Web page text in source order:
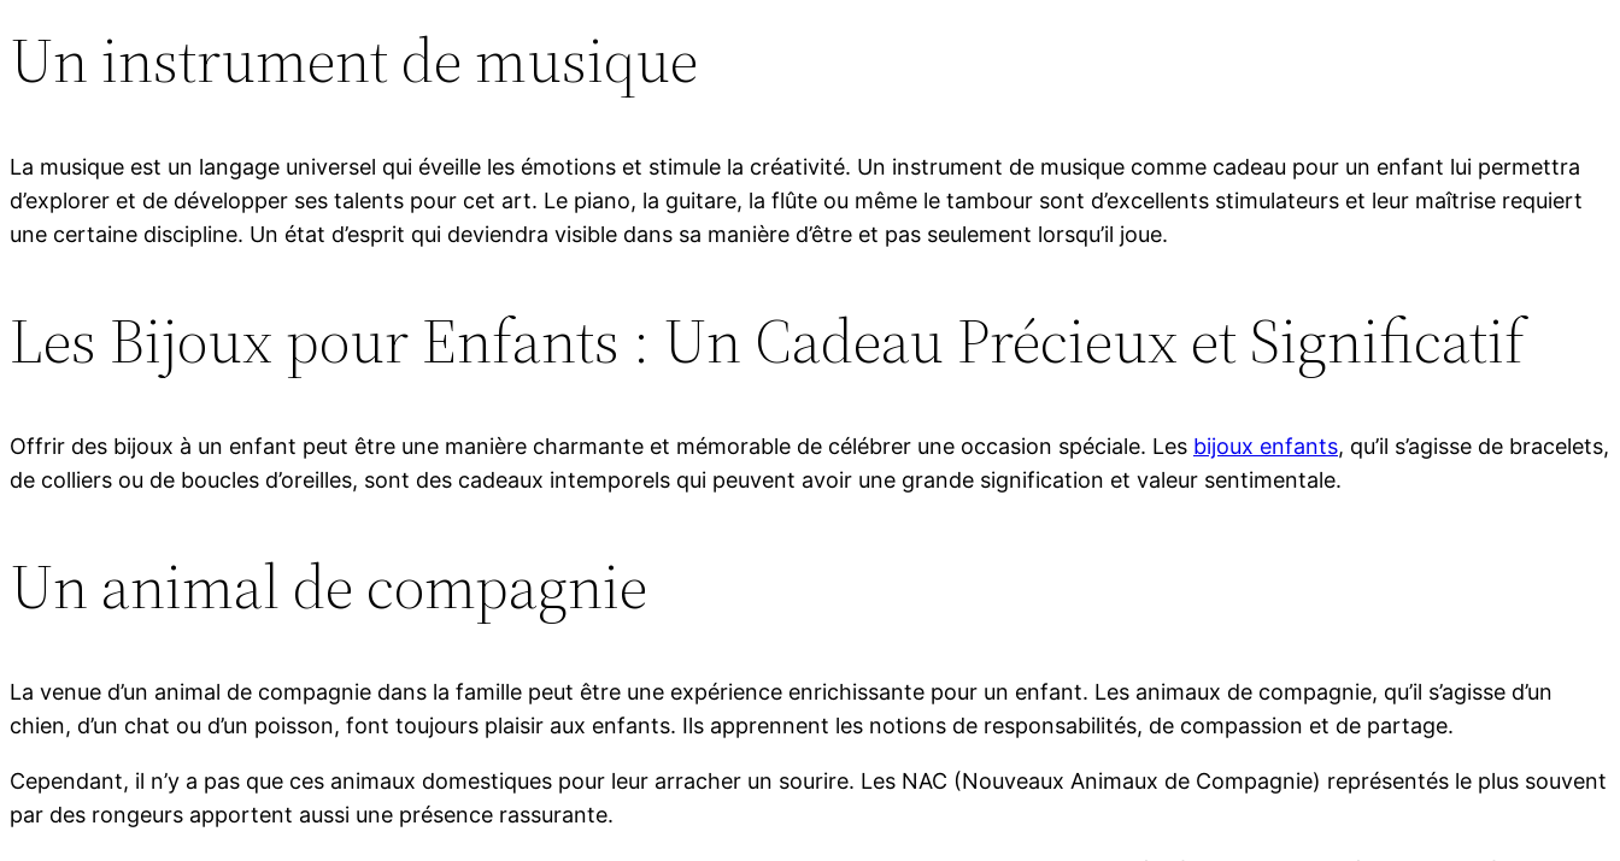
Un instrument de musique
La musique est un langage universel qui éveille les émotions et stimule la créativité. Un instrument de musique comme cadeau pour un enfant lui permettra
d’explorer et de développer ses talents pour cet art. Le piano, la guitare, la flûte ou même le tambour sont d’excellents stimulateurs et leur maîtrise requiert
une certaine discipline. Un état d’esprit qui deviendra visible dans sa manière d’être et pas seulement lorsqu’il joue.
Les Bijoux pour Enfants : Un Cadeau Précieux et Significatif
Offrir des bijoux à un enfant peut être une manière charmante et mémorable de célébrer une occasion spéciale. Les bijoux enfants, qu’il s’agisse de bracelets,
de colliers ou de boucles d’oreilles, sont des cadeaux intemporels qui peuvent avoir une grande signification et valeur sentimentale.
Un animal de compagnie
La venue d’un animal de compagnie dans la famille peut être une expérience enrichissante pour un enfant. Les animaux de compagnie, qu’il s’agisse d’un
chien, d’un chat ou d’un poisson, font toujours plaisir aux enfants. Ils apprennent les notions de responsabilités, de compassion et de partage.
Cependant, il n’y a pas que ces animaux domestiques pour leur arracher un sourire. Les NAC (Nouveaux Animaux de Compagnie) représentés le plus souvent
par des rongeurs apportent aussi une présence rassurante.